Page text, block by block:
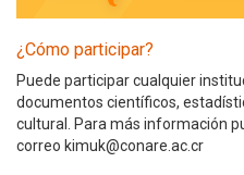
¿Cómo participar?
Puede participar cualquier
documentos científicos,
cultural. Para más información
correo kimuk@conare.ac.cr